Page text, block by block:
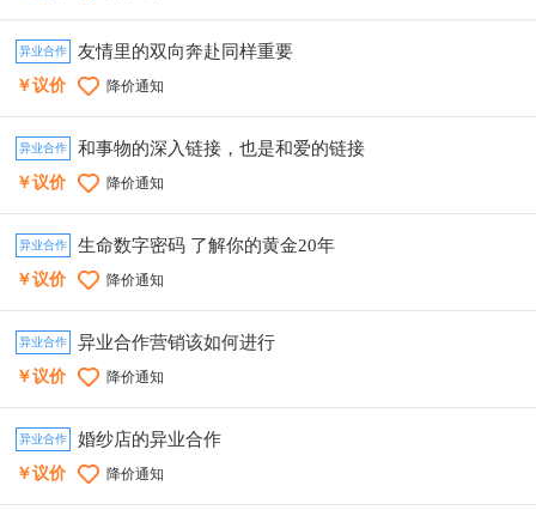
异业合作 友情里的双向奔赴同样重要
￥议价 降价通知
异业合作 和事物的深入链接，也是和爱的链接
￥议价 降价通知
异业合作 生命数字密码 了解你的黄金20年
￥议价 降价通知
异业合作 异业合作营销该如何进行
￥议价 降价通知
异业合作 婚纱店的异业合作
￥议价 降价通知